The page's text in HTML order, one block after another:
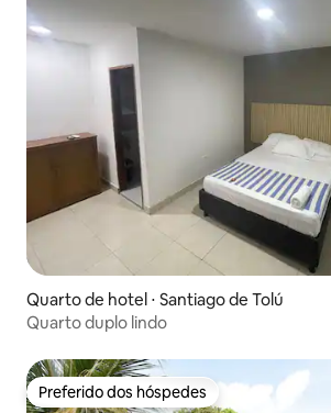
Quarto de hotel ⋅ Santiago de Tolú
Quarto duplo lindo
Preferido dos hóspedes
Preferido dos hóspedes